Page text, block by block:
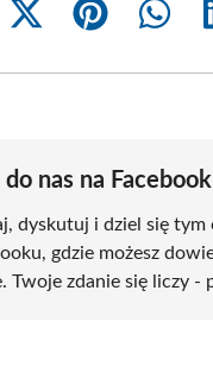
Share
(Twitter)
Share
Share
do nas na
dyskutuj i dziel się tym
gdzie możesz
Twoje zdanie się liczy -